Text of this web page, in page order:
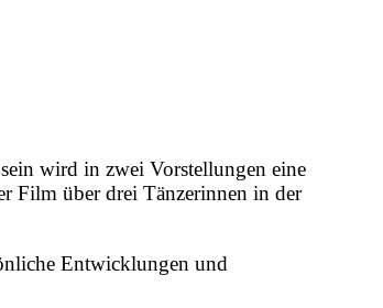
wird in zwei Vorstellungen eine
Film über drei Tänzerinnen in der
Entwicklungen und